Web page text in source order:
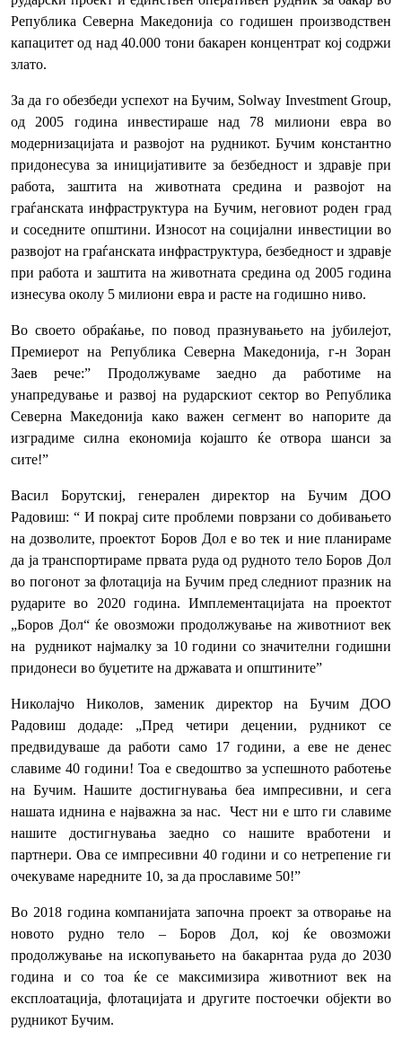
Република Северна Македонија со годишен производствен
капацитет од над 40.000 тони бакарен концентрат кој содржи
злато.
За да го обезбеди успехот на Бучим, Solway Investment Group,
од 2005 година инвестираше над 78 милиони евра во
модернизацијата и развојот на рудникот. Бучим константно
придонесува за иницијативите за безбедност и здравје при
работа, заштита на животната средина и развојот на
граѓанската инфраструктура на Бучим, неговиот роден град
и соседните општини. Износот на социјални инвестиции во
развојот на граѓанската инфраструктура, безбедност и здравје
при работа и заштита на животната средина од 2005 година
изнесува околу 5 милиони евра и расте на годишно ниво.
Во своето обраќање, по повод празнувањето на јубилејот,
Премиерот на Република Северна Македонија, г-н Зоран
Заев рече:” Продолжуваме заедно да работиме на
унапредување и развој на рударскиот сектор во Република
Северна Македонија како важен сегмент во напорите да
изградиме силна економија којашто ќе отвора шанси за
сите!”
Васил Борутскиј, генерален директор на Бучим ДОО
Радовиш: “ И покрај сите проблеми поврзани со добивањето
на дозволите, проектот Боров Дол е во тек и ние планираме
да ја транспортираме првата руда од рудното тело Боров Дол
во погонот за флотација на Бучим пред следниот празник на
рударите во 2020 година. Имплементацијата на проектот
„Боров Дол“ ќе овозможи продолжување на животниот век
на рудникот најмалку за 10 години со значителни годишни
придонеси во буџетите на државата и општините”
Николајчо Николов, заменик директор на Бучим ДОО
Радовиш додаде: „Пред четири децении, рудникот се
предвидуваше да работи само 17 години, а еве не денес
славиме 40 години! Тоа е сведоштво за успешното работење
на Бучим. Нашите достигнувања беа импресивни, и сега
нашата иднина е најважна за нас. Чест ни е што ги славиме
нашите достигнувања заедно со нашите вработени и
партнери. Ова се импресивни 40 години и со нетрепение ги
очекуваме наредните 10, за да прославиме 50!”
Во 2018 година компанијата започна проект за отворање на
новото рудно тело – Боров Дол, кој ќе овозможи
продолжување на ископувањето на бакарнтаа руда до 2030
година и со тоа ќе се максимизира животниот век на
експлоатација, флотацијата и другите постоечки објекти во
рудникот Бучим.